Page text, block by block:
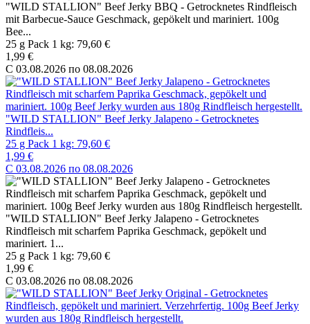
"WILD STALLION" Beef Jerky BBQ - Getrocknetes Rindfleisch
mit Barbecue-Sauce Geschmack, gepökelt und mariniert. 100g
Bee...
25 g Pack 1 kg: 79,60 €
1,99 €
C 03.08.2026 по 08.08.2026
"WILD STALLION" Beef Jerky Jalapeno - Getrocknetes
Rindfleis...
25 g Pack 1 kg: 79,60 €
1,99 €
C 03.08.2026 по 08.08.2026
"WILD STALLION" Beef Jerky Jalapeno - Getrocknetes
Rindfleisch mit scharfem Paprika Geschmack, gepökelt und
mariniert. 1...
25 g Pack 1 kg: 79,60 €
1,99 €
C 03.08.2026 по 08.08.2026